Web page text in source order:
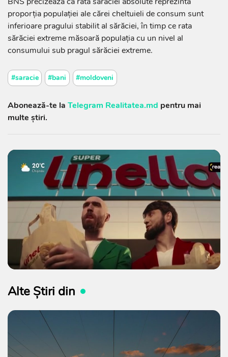
proporția populației ale cărei cheltuieli de consum sunt
inferioare pragului stabilit al sărăciei, în timp ce rata
sărăciei extreme măsoară populația cu un nivel al
consumului sub pragul sărăciei extreme.
#saracie #bani #moldoveni
Abonează-te la Telegram Realitatea.md pentru mai
multe știri.
Alte Știri din